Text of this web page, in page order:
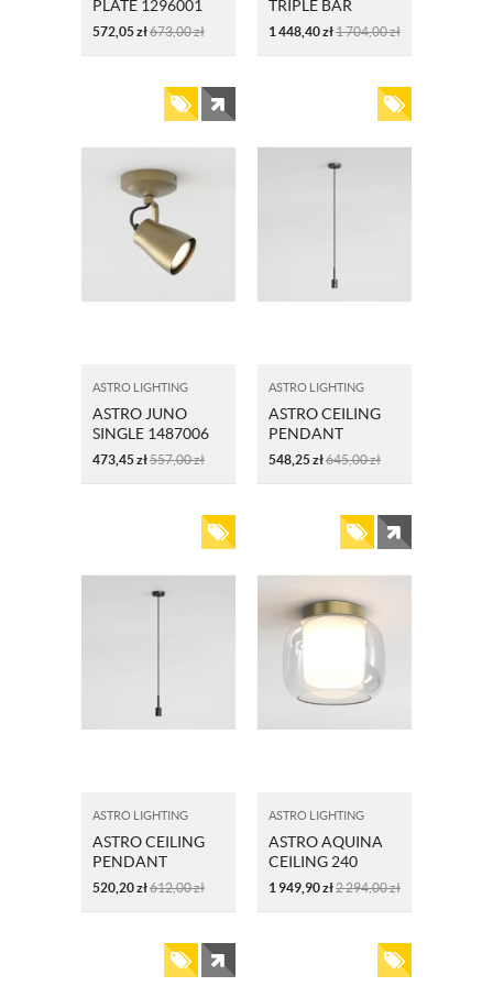
PLATE 1296001
572,05zł673,00zł
TRIPLE BAR
1487007
SZCZOTKOWANY
1 448,40zł1 704,00zł
ASTRO LIGHTING
ASTRO JUNO
SINGLE 1487006
MATOWY
473,45zł557,00zł
ASTRO LIGHTING
ASTRO CEILING
PENDANT
1184021 BRĄZ
548,25zł645,00zł
ASTRO LIGHTING
ASTRO CEILING
PENDANT
1184020 CZARNY
520,20zł612,00zł
ASTRO LIGHTING
ASTRO AQUINA
CEILING 240
1450015
1 949,90zł2 294,00zł